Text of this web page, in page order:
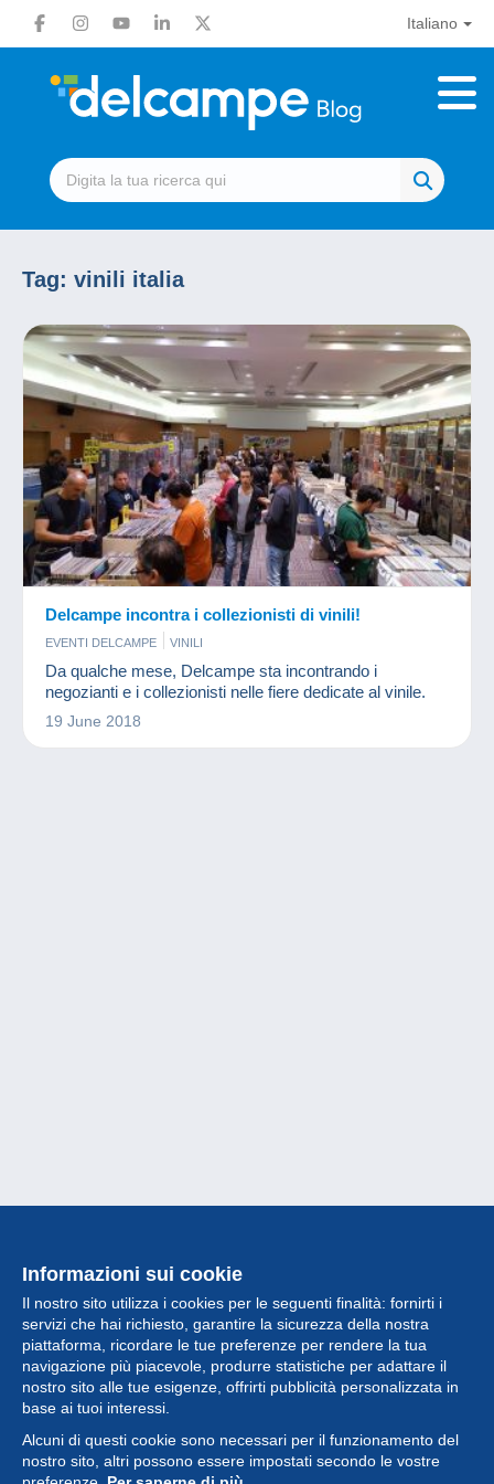
Italiano
Tag: vinili italia
Delcampe incontra i collezionisti di vinili!
EVENTI DELCAMPE VINILI
Da qualche mese, Delcampe sta incontrando i
negozianti e i collezionisti nelle fiere dedicate al vinile.
19 June 2018
Informazioni sui cookie
Il nostro sito utilizza i cookies per le seguenti finalità: fornirti i
servizi che hai richiesto, garantire la sicurezza della nostra
piattaforma, ricordare le tue preferenze per rendere la tua
navigazione più piacevole, produrre statistiche per adattare il
nostro sito alle tue esigenze, offrirti pubblicità personalizzata in
base ai tuoi interessi.
Alcuni di questi cookie sono necessari per il funzionamento del
nostro sito, altri possono essere impostati secondo le vostre
Collezione
Novità